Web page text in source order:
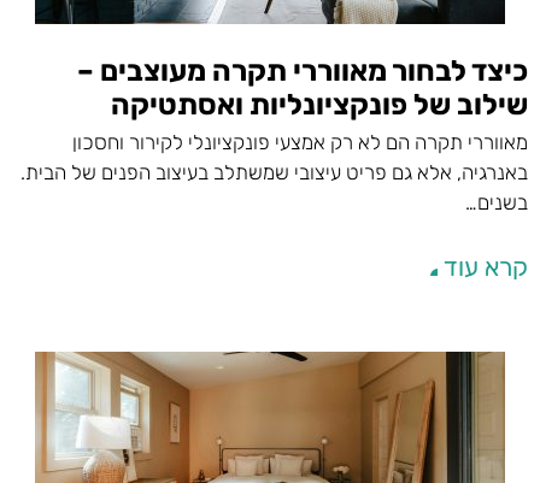
כיצד לבחור מאווררי תקרה מעוצבים –
שילוב של פונקציונליות ואסתטיקה
מאווררי תקרה הם לא רק אמצעי פונקציונלי לקירור וחסכון
באנרגיה, אלא גם פריט עיצובי שמשתלב בעיצוב הפנים של הבית.
בשנים…
קרא עוד